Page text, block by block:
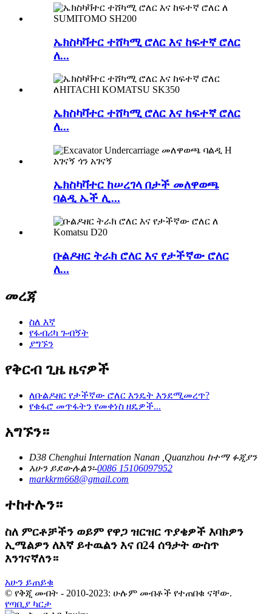
ኤክስካቫተር ተሸካሚ ሮለር እና ከፍተኛ ሮለር
ለ...
ኤክስካቫተር ተሸካሚ ሮለር እና ከፍተኛ ሮለር
ለ...
ኤክስካቫተር ከሠረገላ በታች መለዋወጫ
ባልዲ ኤች ሊ...
ቡልዶዘር ትራክ ሮለር እና የታችኛው ሮለር
ለ...
መረጃ
ስለ እኛ
የፋብሪካ ጉብኝት
ያግኙን
የቅርብ ጊዜ ዜናዎች
ለቡልዶዘር የታችኛው ሮለር እንዴት እንደሚመረጥ?
የቁፋሮ መጥፋትን የመቀነስ ዘዴዎች...
አግኙን።
D38 Chenghui Internation Nanan ,Quanzhou ከተማ ፉጂያን
አሁን ይደውሉልን፡-0086 15106097952
markkrm668@gmail.com
ተከተሉን።
ስለ ምርቶቻችን ወይም የዋጋ ዝርዝር ጥያቄዎች እባክዎን
ኢሜልዎን ለእኛ ይተዉልን እና በ24 ሰዓታት ውስጥ
እንገናኛለን።
አሁን ይጠይቁ
© የቅጂ መብት - 2010-2023: ሁሉም መብቶች የተጠበቁ ናቸው.
የጣቢያ ካርታ